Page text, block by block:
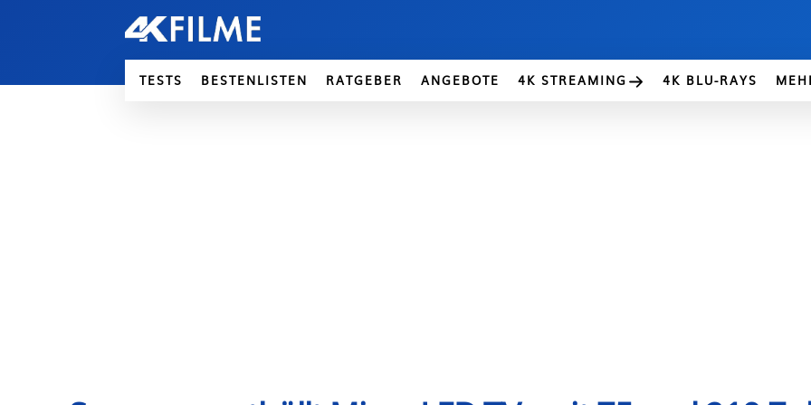
TESTS BESTENLISTEN RATGEBER ANGEBOTE 4K STREAMING 4K BLU-RAYS